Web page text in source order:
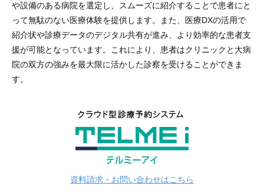
や設備のある病院を選定し、スムーズに紹介することで患者にと
って無駄のない医療体験を提供します。また、医療DXの活用で
紹介状や診療データのデジタル共有が進み、より効率的な患者支
援が可能となっています。これにより、患者はクリニックと大病
院の双方の強みを最大限に活かした診察を受けることができま
す。
資料請求・お問い合わせはこちら